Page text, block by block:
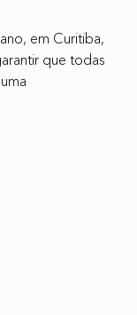
em Curitiba,
que todas